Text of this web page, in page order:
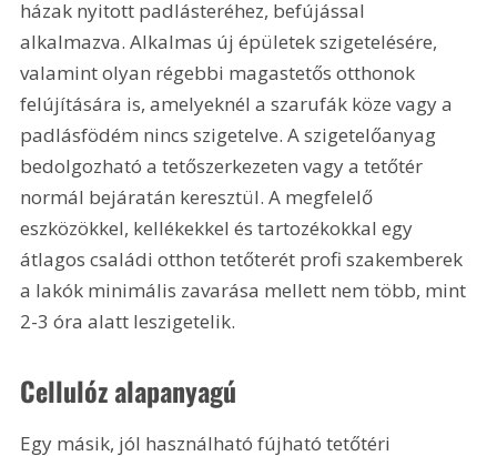
házak nyitott padlásteréhez, befújással
alkalmazva. Alkalmas új épületek szigetelésére,
valamint olyan régebbi magastetős otthonok
felújítására is, amelyeknél a szarufák köze vagy a
padlásfödém nincs szigetelve. A szigetelőanyag
bedolgozható a tetőszerkezeten vagy a tetőtér
normál bejáratán keresztül. A megfelelő
eszközökkel, kellékekkel és tartozékokkal egy
átlagos családi otthon tetőterét profi szakemberek
a lakók minimális zavarása mellett nem több, mint
2-3 óra alatt leszigetelik.
Cellulóz alapanyagú
Egy másik, jól használható fújható tetőtéri